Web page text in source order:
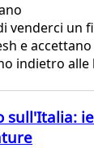
venderci un
e
indietro
sull'Italia: